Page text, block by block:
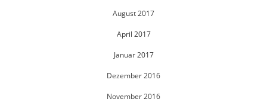
August 2017
April 2017
Januar 2017
Dezember 2016
November 2016